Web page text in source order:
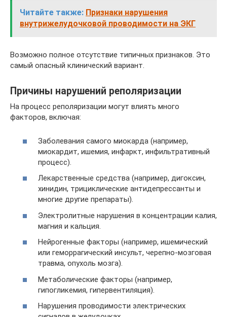
Читайте также: Признаки нарушения
внутрижелудочковой проводимости на ЭКГ
Возможно полное отсутствие типичных признаков. Это
самый опасный клинический вариант.
Причины нарушений реполяризации
На процесс реполяризации могут влиять много
факторов, включая:
Заболевания самого миокарда (например,
миокардит, ишемия, инфаркт, инфильтративный
процесс).
Лекарственные средства (например, дигоксин,
хинидин, трициклические антидепрессанты и
многие другие препараты).
Электролитные нарушения в концентрации калия,
магния и кальция.
Нейрогенные факторы (например, ишемический
или геморрагический инсульт, черепно-мозговая
травма, опухоль мозга).
Метаболические факторы (например,
гипогликемия, гипервентиляция).
Нарушения проводимости электрических